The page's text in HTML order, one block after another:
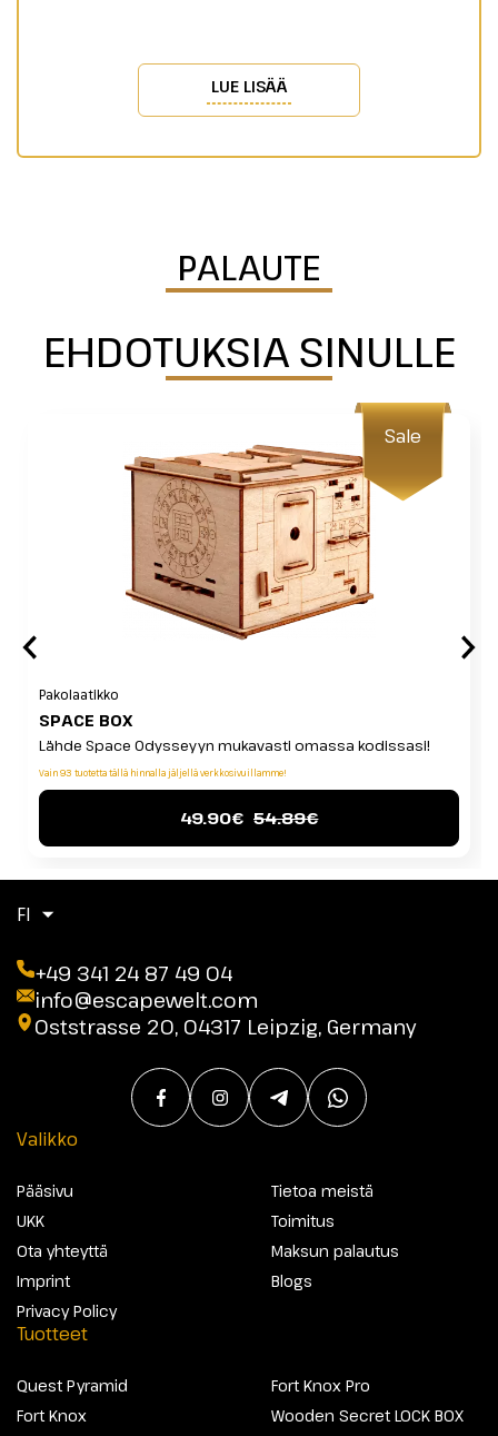
LUE LISÄÄ
PALAUTE
EHDOTUKSIA SINULLE
Sale
Pakolaatikko
SPACE BOX
Lähde Space Odysseyyn mukavasti omassa kodissasi!
Vain 93 tuotetta tällä hinnalla jäljellä verkkosivuillamme!
49.90€ 54.89€
FI
+49 341 24 87 49 04
info@escapewelt.com
Oststrasse 20, 04317 Leipzig, Germany
Valikko
Pääsivu
UKK
Ota yhteyttä
Imprint
Privacy Policy
Tietoa meistä
Toimitus
Maksun palautus
Blogs
Tuotteet
Quest Pyramid
Fort Knox
Fort Knox Pro
Wooden Secret LOCK BOX